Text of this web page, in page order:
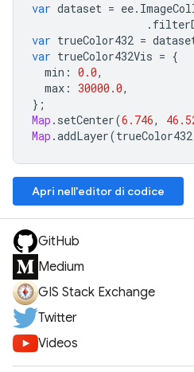
var dataset = ee.
.
var trueColor432 =
var trueColor432Vis = {
min : 0.0,
max : 30000.0,
};
Map . setCenter(6.746,
Map .addLayer(trueColor432
Apri nell'editor di codice
GitHub
Medium
GIS Stack Exchange
Twitter
Videos